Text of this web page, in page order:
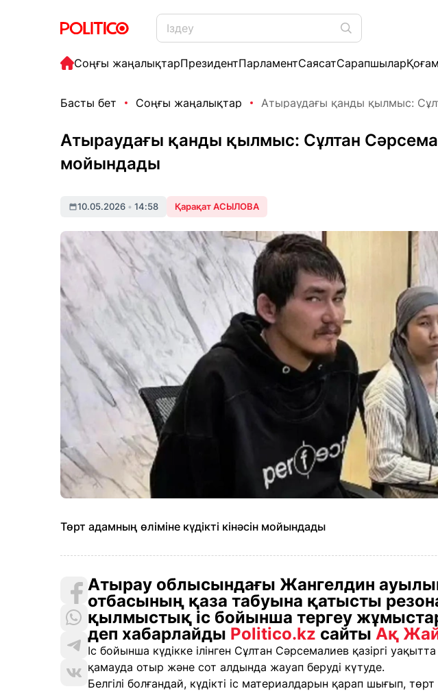
Соңғы жаңалықтарПрезидентПарламентСаясатСарапшыларҚоғам
Басты бет Соңғы жаңалықтар Атыраудағы қанды қылмыс:
Атыраудағы қанды қылмыс: Сұлтан
мойындады
10.05.2026 • 14:58 Қарақат АСЫЛОВА
Төрт адамның өліміне күдікті кінәсін мойындады
Атырау облысындағы Жангелдин
отбасының қаза табуына қатысты
қылмыстық іс бойынша тергеу
деп хабарлайды Politico.kz сайты Ақ
Іс бойынша күдікке ілінген Сұлтан Сәрсемалиев қазіргі
қамауда отыр және сот алдында жауап беруді күтуде.
Белгілі болғандай, күдікті іс материалдарын қарап шығып,